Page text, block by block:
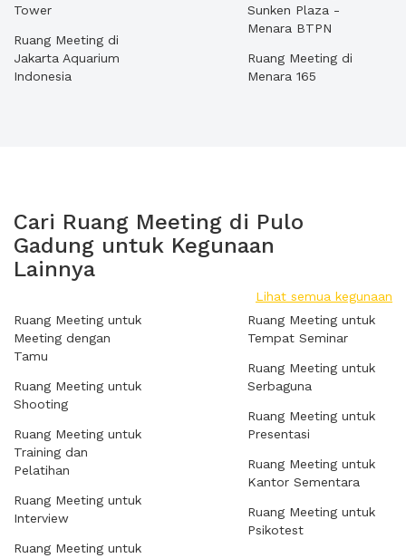
Tower
Ruang Meeting di
Jakarta Aquarium
Indonesia
Sunken Plaza -
Menara BTPN
Ruang Meeting di
Menara 165
Cari Ruang Meeting di Pulo
Gadung untuk Kegunaan
Lainnya
Lihat semua kegunaan
Ruang Meeting untuk
Meeting dengan
Tamu
Ruang Meeting untuk
Shooting
Ruang Meeting untuk
Training dan
Pelatihan
Ruang Meeting untuk
Interview
Ruang Meeting untuk
Ruang Meeting untuk
Tempat Seminar
Ruang Meeting untuk
Serbaguna
Ruang Meeting untuk
Presentasi
Ruang Meeting untuk
Kantor Sementara
Ruang Meeting untuk
Psikotest